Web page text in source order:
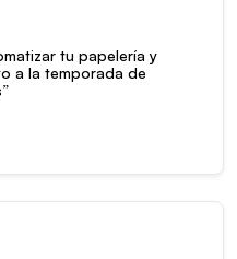
tu papelería y
a la temporada de